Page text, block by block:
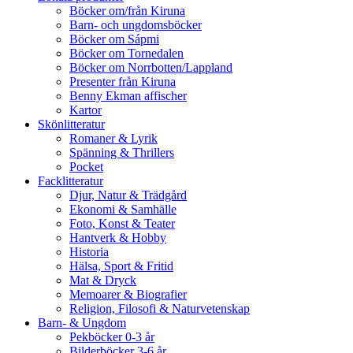
Böcker om/från Kiruna
Barn- och ungdomsböcker
Böcker om Sápmi
Böcker om Tornedalen
Böcker om Norrbotten/Lappland
Presenter från Kiruna
Benny Ekman affischer
Kartor
Skönlitteratur
Romaner & Lyrik
Spänning & Thrillers
Pocket
Facklitteratur
Djur, Natur & Trädgård
Ekonomi & Samhälle
Foto, Konst & Teater
Hantverk & Hobby
Historia
Hälsa, Sport & Fritid
Mat & Dryck
Memoarer & Biografier
Religion, Filosofi & Naturvetenskap
Barn- & Ungdom
Pekböcker 0-3 år